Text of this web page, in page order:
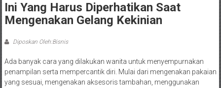
Ini Yang Harus Diperhatikan Saat
Mengenakan Gelang Kekinian
Diposkan Oleh:Bisnis
Ada banyak cara yang dilakukan wanita untuk menyempurnakan
penampilan serta mempercantik diri. Mulai dari mengenakan pakaian
yang sesuai, mengenakan aksesoris tambahan, menggunakan